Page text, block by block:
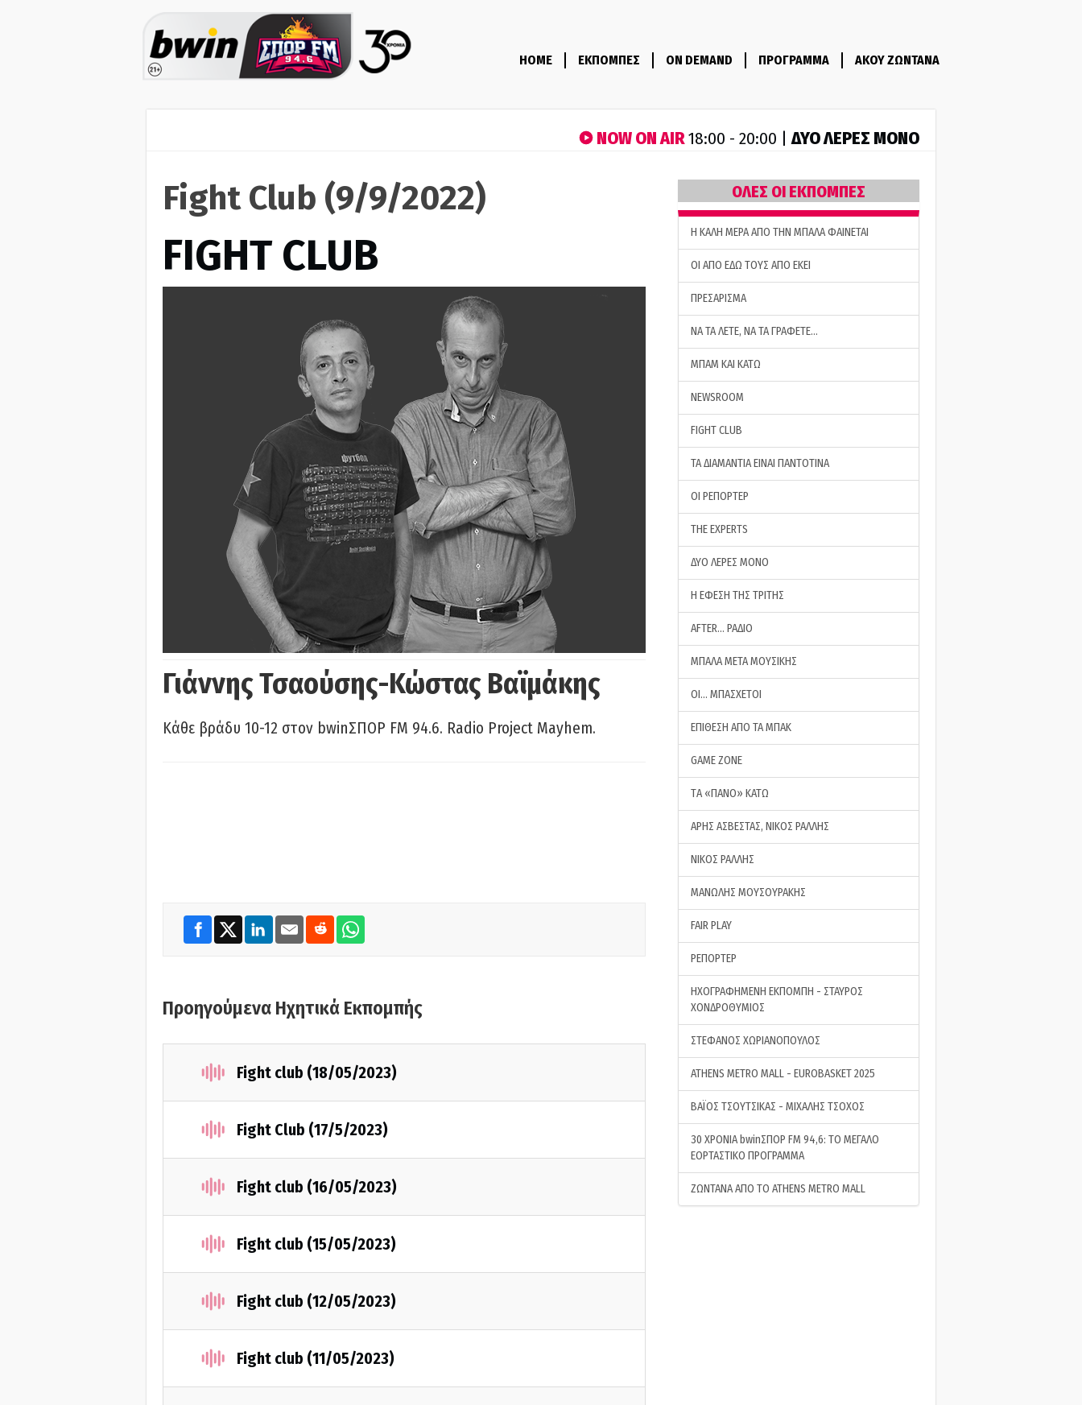
HOME ΕΚΠΟΜΠΕΣ ON DEMAND ΠΡΟΓΡΑΜΜΑ ΑΚΟΥ ΖΩΝΤΑΝΑ
NOW ON AIR18:00 - 20:00 |ΔΥΟ ΛΕΡΕΣ ΜΟΝΟ
Fight Club (9/9/2022)
FIGHT CLUB
Γιάννης Τσαούσης-Κώστας Βαϊμάκης
Κάθε βράδυ 10-12 στον bwinΣΠΟΡ FM 94.6. Radio Project Mayhem.
Προηγούμενα Ηχητικά Εκπομπής
Fight club (18/05/2023)
Fight Club (17/5/2023)
Fight club (16/05/2023)
Fight club (15/05/2023)
Fight club (12/05/2023)
Fight club (11/05/2023)
ΟΛΕΣ ΟΙ ΕΚΠΟΜΠΕΣ
H ΚΑΛΗ ΜΕΡΑ ΑΠΟ ΤΗΝ ΜΠΑΛΑ ΦΑΙΝΕΤΑΙ
ΟΙ ΑΠΟ ΕΔΩ ΤΟΥΣ ΑΠΟ ΕΚΕΙ
ΠΡΕΣΑΡΙΣΜΑ
ΝΑ ΤΑ ΛΕΤΕ, ΝΑ ΤΑ ΓΡΑΦΕΤΕ…
ΜΠΑΜ ΚΑΙ ΚΑΤΩ
NEWSROOM
FIGHT CLUB
ΤΑ ΔΙΑΜΑΝΤΙΑ ΕΙΝΑΙ ΠΑΝΤΟΤΙΝΑ
ΟΙ ΡΕΠΟΡΤΕΡ
THE EXPERTS
ΔΥΟ ΛΕΡΕΣ ΜΟΝΟ
Η ΕΦΕΣΗ ΤΗΣ ΤΡΙΤΗΣ
AFTER… ΡΑΔΙΟ
ΜΠΑΛΑ ΜΕΤΑ ΜΟΥΣΙΚΗΣ
ΟΙ… ΜΠΑΣΧΕΤΟΙ
ΕΠΙΘΕΣΗ ΑΠΟ ΤΑ ΜΠΑΚ
GAME ZONE
ΤA «ΠΑΝΟ» ΚΑΤΩ
ΑΡΗΣ ΑΣΒΕΣΤΑΣ, ΝΙΚΟΣ ΡΑΛΛΗΣ
ΝΙΚΟΣ ΡΑΛΛΗΣ
ΜΑΝΩΛΗΣ ΜΟΥΣΟΥΡΑΚΗΣ
FAIR PLAY
ΡΕΠΟΡΤΕΡ
ΗΧΟΓΡΑΦΗΜΕΝΗ ΕΚΠΟΜΠΗ - ΣΤΑΥΡΟΣ
ΧΟΝΔΡΟΘΥΜΙΟΣ
ΣΤΕΦΑΝΟΣ ΧΩΡΙΑΝΟΠΟΥΛΟΣ
ATHENS METRO MALL - EUROBASKET 2025
ΒΑΪΟΣ ΤΣΟΥΤΣΙΚΑΣ - ΜΙΧΑΛΗΣ ΤΣΟΧΟΣ
30 ΧΡΟΝΙΑ bwinΣΠΟΡ FM 94,6: ΤΟ ΜΕΓΑΛΟ
ΕΟΡΤΑΣΤΙΚΟ ΠΡΟΓΡΑΜΜΑ
ΖΩΝΤΑΝΑ ΑΠΟ ΤΟ ATHENS METRO MALL